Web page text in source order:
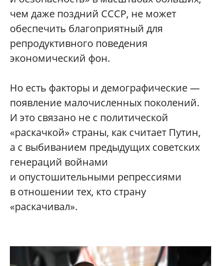
чем даже поздний СССР, не может
обеспечить благоприятный для
репродуктивного поведения
экономический фон.
Но есть факторы и демографические —
появление малочисленных поколений.
И это связано не с политической
«раскачкой» страны, как считает Путин,
а с выбиванием предыдущих советских
генераций войнами
и опустошительными репрессиями
в отношении тех, кто страну
«раскачивал».